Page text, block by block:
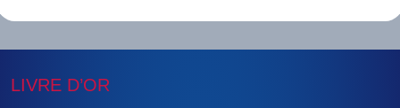
LIVRE D’OR